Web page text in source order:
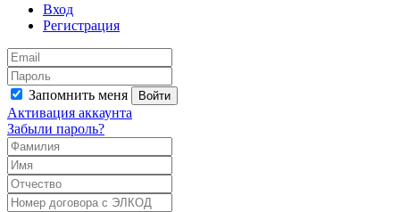
Вход
Регистрация
Запомнить меня Войти
Активация аккаунта
Забыли пароль?